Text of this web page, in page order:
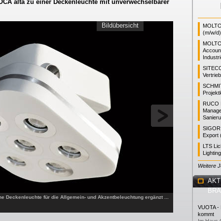
alta zu einer Deckenleuchte mit unverwechselbarer
Deckenleuchte für die Allgemein- und Akzentbeleuchtung ergänzt ...
Bildübersicht
(m/w/d)
RUCO
Export
LTS
Weitere
VUOTA -
kommt